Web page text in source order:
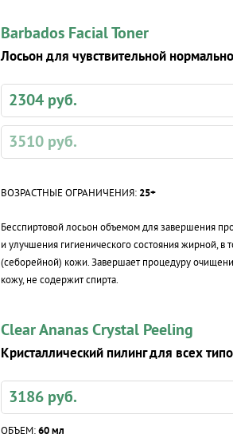
Barbados Facial Toner
Лосьон для чувствительной
2304 руб.
3510 руб.
ВОЗРАСТНЫЕ ОГРАНИЧЕНИЯ: 25+
Бесспиртовой лосьон объемом для завершения
и улучшения гигиенического состояния жирной, в
(себорейной) кожи. Завершает процедуру
кожу, не содержит спирта.
Clear Ananas Crystal Peeling
Кристаллический пилинг для всех
3186 руб.
ОБЪЕМ: 60 мл